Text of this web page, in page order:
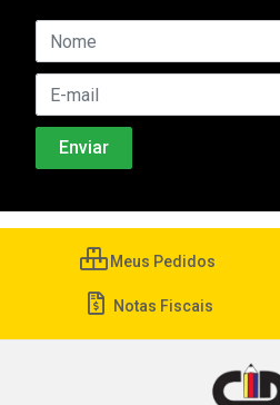
Meus Pedidos
Notas Fiscais